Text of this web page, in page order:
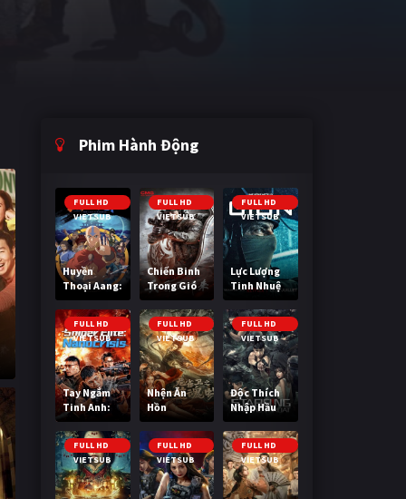
Phim Hành Động
FULL HD
VIETSUB
Huyền
Thoại Aang:
Tiết Khí Sư
Cuối Cùng
FULL HD
VIETSUB
Chiến Binh
Trong Gió
FULL HD
VIETSUB
Lực Lượng
Tinh Nhuệ
FULL HD
VIETSUB
Tay Ngắm
Tinh Anh:
Nguy Cơ
Nano
FULL HD
VIETSUB
Nhện Ăn
Hồn
FULL HD
VIETSUB
Độc Thích
Nhập Hầu
FULL HD
VIETSUB
FULL HD
VIETSUB
FULL HD
VIETSUB